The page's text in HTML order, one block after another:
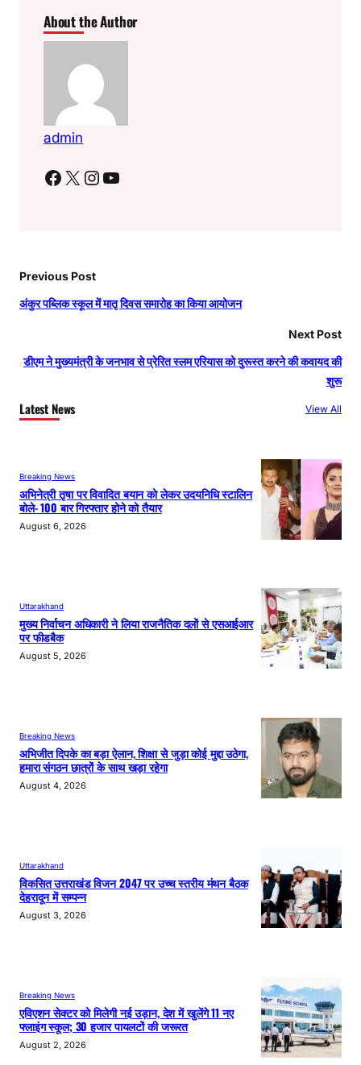
About the Author
admin
Facebook X Instagram YouTube
Previous Post
अंकुर पब्लिक स्कूल में मातृ दिवस समारोह का किया आयोजन
Next Post
डीएम ने मुख्यमंत्री के जनभाव से प्रेरित स्लम एरियास को दुरूस्त करने की कवायद की
शुरू
Latest News View All
Breaking News
अभिनेत्री तृषा पर विवादित बयान को लेकर उदयनिधि स्टालिन
बोले- 100 बार गिरफ्तार होने को तैयार
August 6, 2026
Uttarakhand
मुख्य निर्वाचन अधिकारी ने लिया राजनैतिक दलों से एसआईआर
पर फीडबैक
August 5, 2026
Breaking News
अभिजीत दिपके का बड़ा ऐलान, शिक्षा से जुड़ा कोई मुद्दा उठेगा,
हमारा संगठन छात्रों के साथ खड़ा रहेगा
August 4, 2026
Uttarakhand
विकसित उत्तराखंड विजन 2047 पर उच्च स्तरीय मंथन बैठक
देहरादून में सम्पन्न
August 3, 2026
Breaking News
एविएशन सेक्टर को मिलेगी नई उड़ान, देश में खुलेंगे 11 नए
फ्लाइंग स्कूल; 30 हजार पायलटों की जरूरत
August 2, 2026